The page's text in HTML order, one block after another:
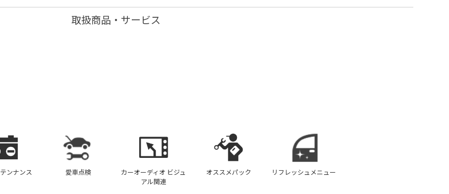
取扱商品・サービス
ンナンス 愛車点検
カーオーディオ ビジュ
アル関連
オススメパック リフレッシュメニュー